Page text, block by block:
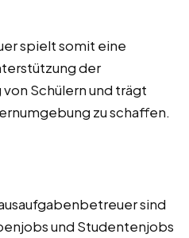
spielt somit eine
der
Schülern und trägt
zu schaffen.
sind
und Studentenjobs